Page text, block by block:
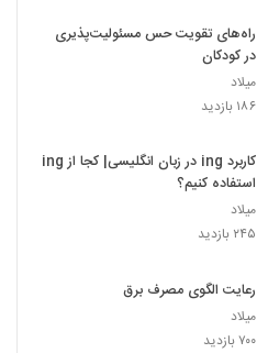
راه‌های تقویت حس مسئولیت‌پذیری
در کودکان
میلاد
۱۸۶ بازدید
کاربرد ing در زبان انگلیسی| کجا از ing
استفاده کنیم؟
میلاد
۲۴۵ بازدید
رعایت الگوی مصرف برق
میلاد
۷۰۰ بازدید